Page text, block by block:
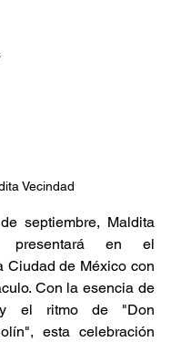
Vecindad
septiembre, Maldita
presentará en el
Ciudad de México con
Con la esencia de
el ritmo de "Don
esta celebración